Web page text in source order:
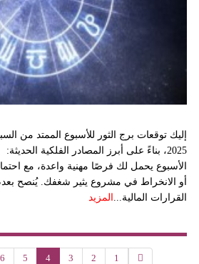
2025، بناءً على أبرز المصادر الفلكية
الأسبوع يحمل لك فرصًا مهنية واعدة، مع
أو الانخراط في مشروع يثير شغفك. يُنصح
القرارات المالية... المزيد
1
2
3
4
5
6